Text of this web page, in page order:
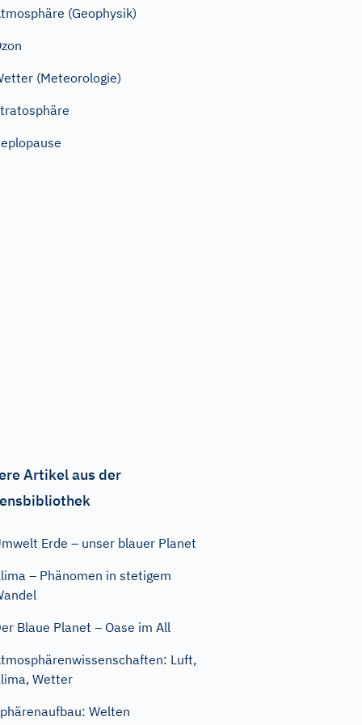
(Geophysik)
(Meteorologie)
Artikel aus der
Erde – unser blauer Planet
– Phänomen in stetigem
Blaue Planet – Oase im All
Luft,
Wetter
Welten